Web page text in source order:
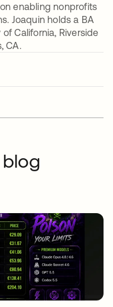
enabling nonprofits
Joaquin holds a BA
California, Riverside
CA.